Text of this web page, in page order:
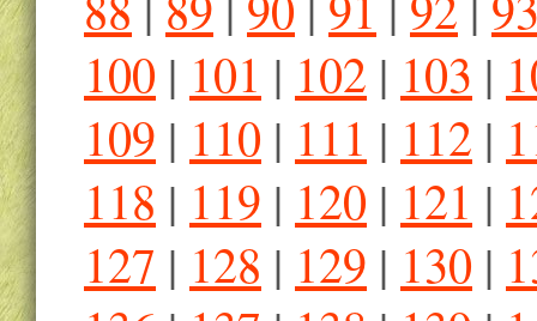
100 | 101 | 102 | 103 |
109 | 110 | 111 | 112 |
118 | 119 | 120 | 121 |
127 | 128 | 129 | 130 |